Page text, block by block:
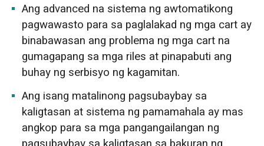
Ang advanced na sistema ng awtomatikong
pagwawasto para sa paglalakad ng mga cart ay
binabawasan ang problema ng mga cart na
gumagapang sa mga riles at pinapabuti ang
buhay ng serbisyo ng kagamitan.
Ang isang matalinong pagsubaybay sa
kaligtasan at sistema ng pamamahala ay mas
angkop para sa mga pangangailangan ng